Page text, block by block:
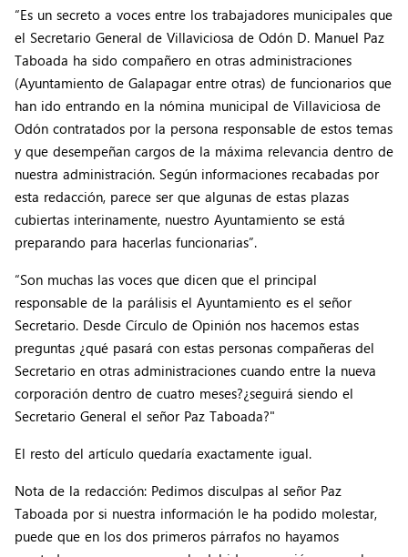
“Es un secreto a voces entre los trabajadores municipales que
el Secretario General de Villaviciosa de Odón D. Manuel Paz
Taboada ha sido compañero en otras administraciones
(Ayuntamiento de Galapagar entre otras) de funcionarios que
han ido entrando en la nómina municipal de Villaviciosa de
Odón contratados por la persona responsable de estos temas
y que desempeñan cargos de la máxima relevancia dentro de
nuestra administración. Según informaciones recabadas por
esta redacción, parece ser que algunas de estas plazas
cubiertas interinamente, nuestro Ayuntamiento se está
preparando para hacerlas funcionarias”.
“Son muchas las voces que dicen que el principal
responsable de la parálisis el Ayuntamiento es el señor
Secretario. Desde Círculo de Opinión nos hacemos estas
preguntas ¿qué pasará con estas personas compañeras del
Secretario en otras administraciones cuando entre la nueva
corporación dentro de cuatro meses?¿seguirá siendo el
Secretario General el señor Paz Taboada?"
El resto del artículo quedaría exactamente igual.
Nota de la redacción: Pedimos disculpas al señor Paz
Taboada por si nuestra información le ha podido molestar,
puede que en los dos primeros párrafos no hayamos